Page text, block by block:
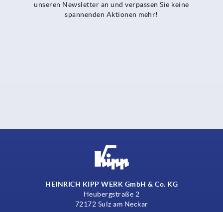
unseren Newsletter an und verpassen Sie keine
spannenden Aktionen mehr!
HEINRICH KIPP WERK GmbH & Co. KG
Heubergstraße 2
72172 Sulz am Neckar